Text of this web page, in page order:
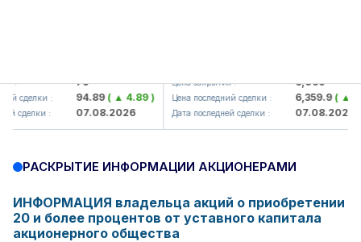
: 79
сделки : 94.89( ▲ 4.89 )
сделки : 07.08.2026
Цена закрытия : 6,099
Цена последний сделки : 6,359.9( ▲
Дата последней сделки : 07.08.2026
РАСКРЫТИЕ ИНФОРМАЦИИ АКЦИОНЕРАМИ
ИНФОРМАЦИЯ владельца акций о приобретении
20 и более процентов от уставного капитала
акционерного общества